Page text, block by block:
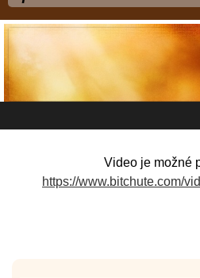
Video je možné
https://www.bitchute.com/